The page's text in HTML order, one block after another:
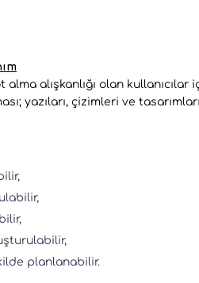
alışkanlığı olan
yazıları, çizimleri ve
planlanabilir.